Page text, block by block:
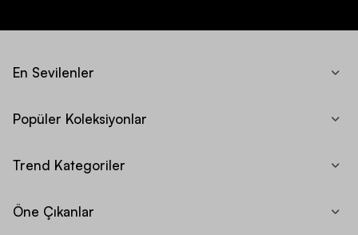
En Sevilenler
Popüler Koleksiyonlar
Trend Kategoriler
Öne Çıkanlar